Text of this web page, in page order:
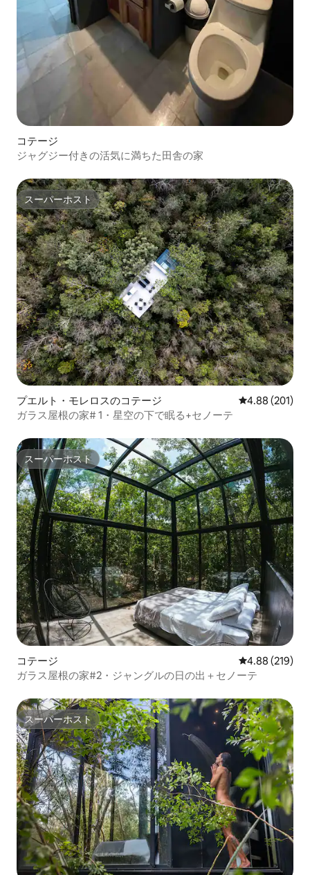
コテージ
ジャグジー付きの活気に満ちた田舎の家
スーパーホスト
スーパーホスト
プエルト・モレロスのコテージ レビュー201
4.88 (201)
ガラス屋根の家# 1・星空の下で眠る+セノーテ
スーパーホスト
スーパーホスト
コテージ レビュー219
4.88 (219)
ガラス屋根の家#2・ジャングルの日の出＋セノーテ
スーパーホスト
スーパーホスト